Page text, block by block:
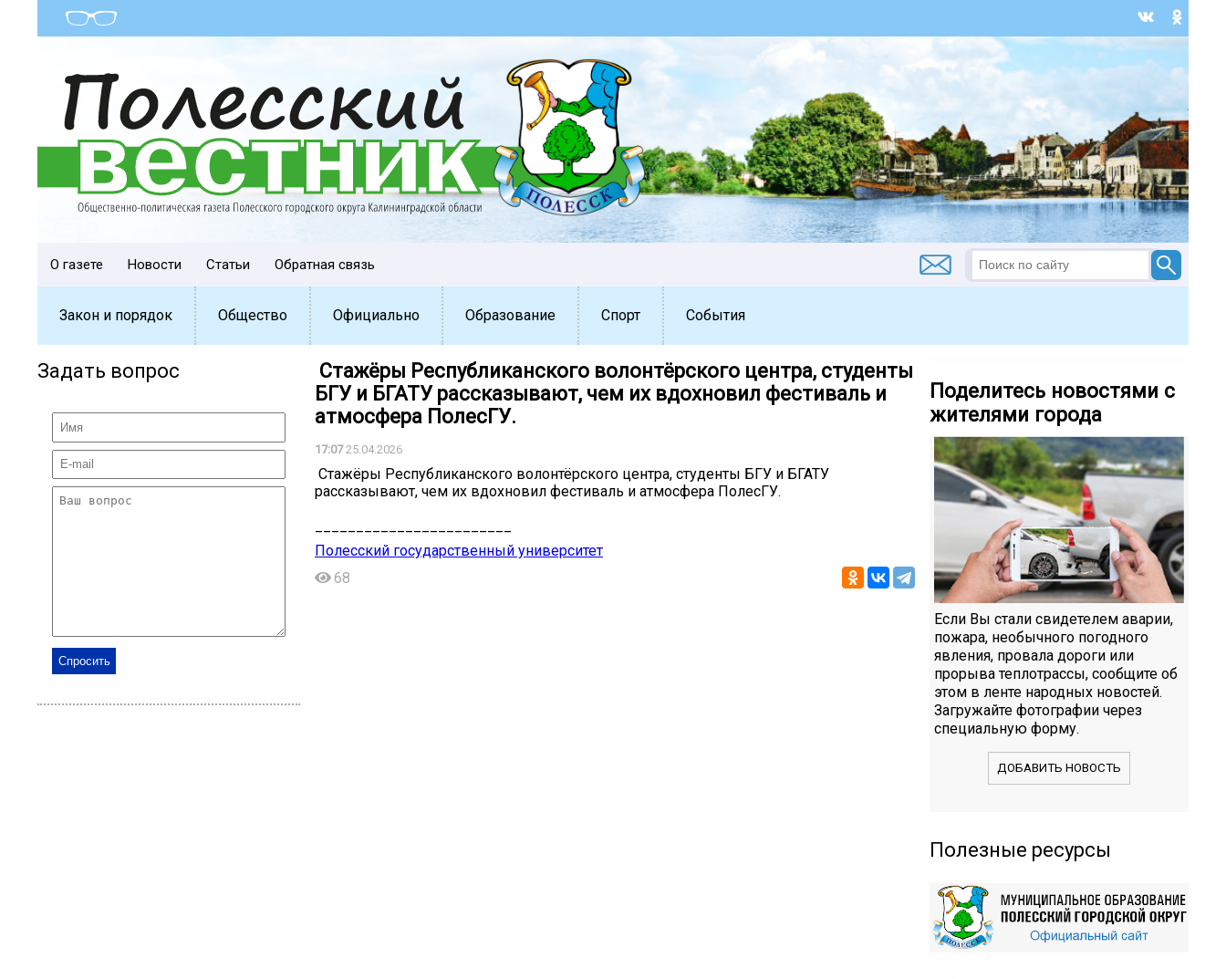
О газете Новости Статьи Обратная связь
Закон и порядок Общество Официально Образование Спорт События
Задать вопрос
️ Стажёры Республиканского волонтёрского центра, студенты
БГУ и БГАТУ рассказывают, чем их вдохновил фестиваль и
атмосфера ПолесГУ.
17:0725.04.2026
️ Стажёры Республиканского волонтёрского центра, студенты БГУ и БГАТУ
рассказывают, чем их вдохновил фестиваль и атмосфера ПолесГУ.
Полесский государственный университет
68
Поделитесь новостями с
жителями города
Если Вы стали свидетелем аварии,
пожара, необычного погодного
явления, провала дороги или
прорыва теплотрассы, сообщите об
этом в ленте народных новостей.
Загружайте фотографии через
специальную форму.
ДОБАВИТЬ НОВОСТЬ
Полезные ресурсы